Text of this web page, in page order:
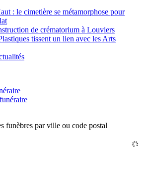
: le cimetière se métamorphose pour
de crématorium à Louviers
tissent un lien avec les Arts
funèbres par ville ou code postal